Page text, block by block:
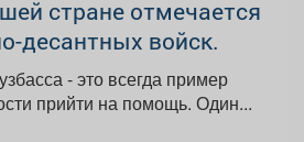
стране отмечается
десантных войск.
- это всегда пример
мужества и готовности прийти на помощь. Один...